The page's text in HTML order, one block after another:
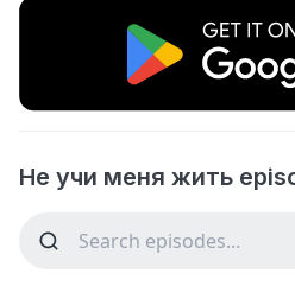
Не учи меня жить